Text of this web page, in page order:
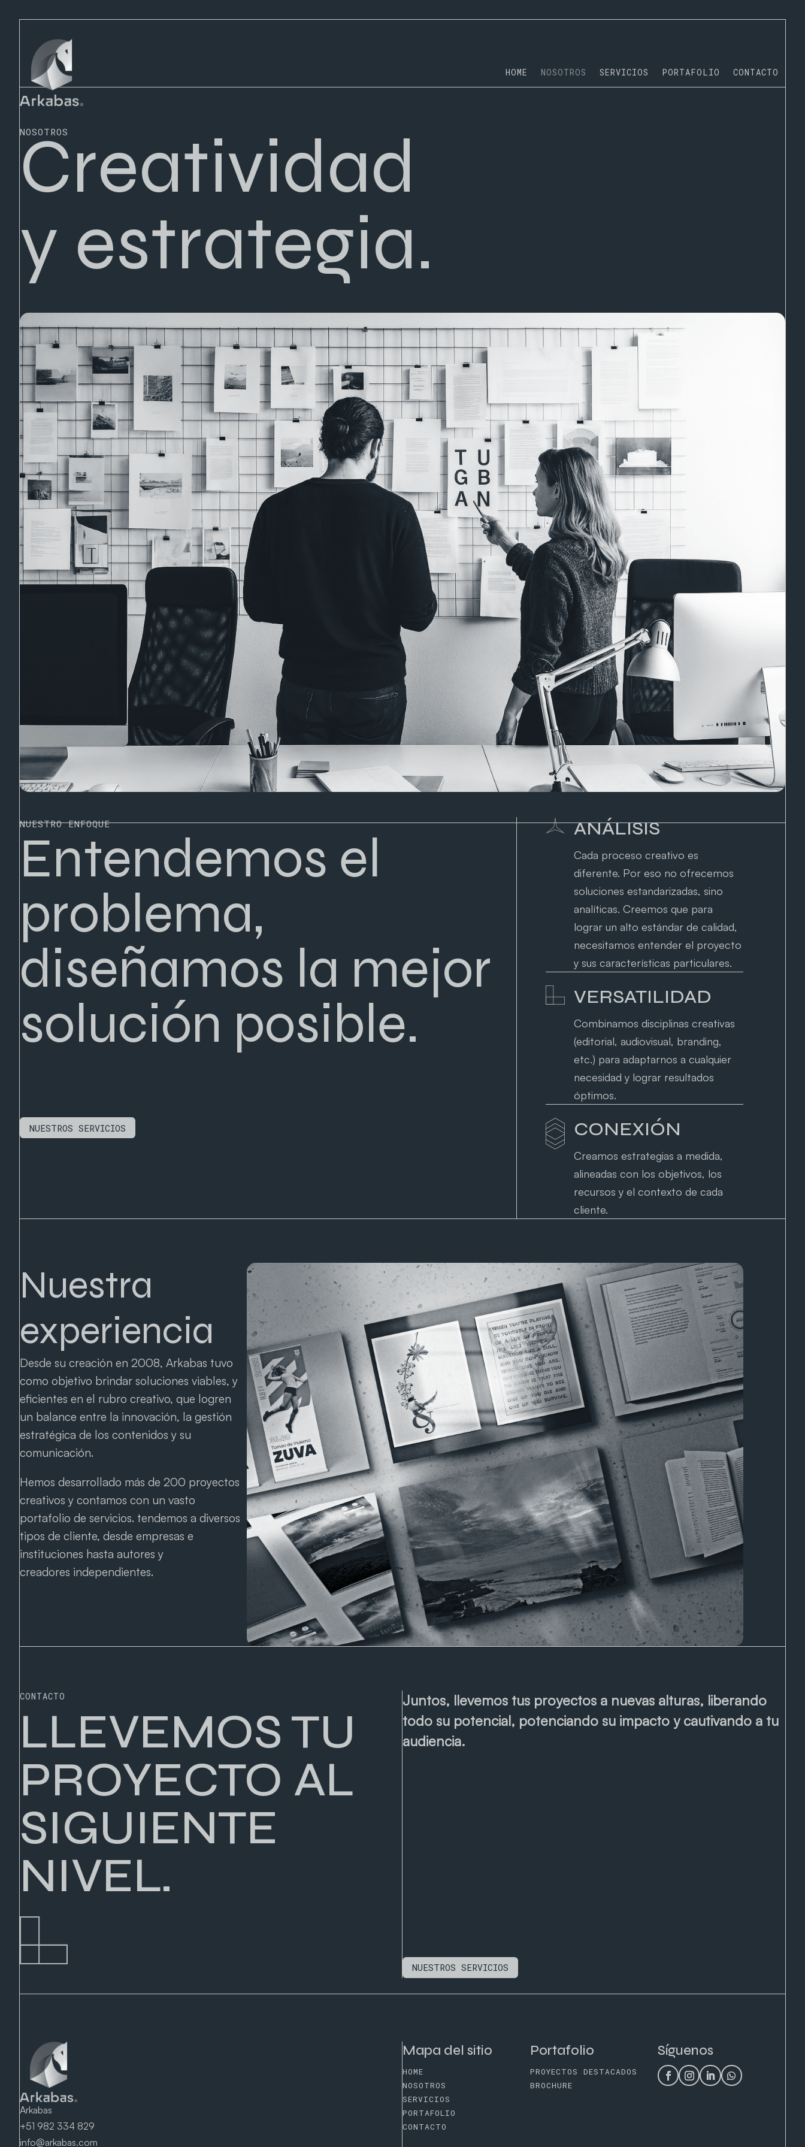
HOME NOSOTROS SERVICIOS PORTAFOLIO CONTACTO
NOSOTROS
Creatividad
y estrategia.
NUESTRO ENFOQUE
Entendemos el
problema,
diseñamos la mejor
solución posible.
NUESTROS SERVICIOS
ANÁLISIS
Cada proceso creativo es
diferente. Por eso no ofrecemos
soluciones estandarizadas, sino
analíticas. Creemos que para
lograr un alto estándar de calidad,
necesitamos entender el proyecto
y sus características particulares.
VERSATILIDAD
Combinamos disciplinas creativas
(editorial, audiovisual, branding,
etc.) para adaptarnos a cualquier
necesidad y lograr resultados
óptimos.
CONEXIÓN
Creamos estrategias a medida,
alineadas con los objetivos, los
recursos y el contexto de cada
cliente.
Nuestra
experiencia
Desde su creación en 2008, Arkabas tuvo
como objetivo brindar soluciones viables, y
eficientes en el rubro creativo, que logren
un balance entre la innovación, la gestión
estratégica de los contenidos y su
comunicación.
Hemos desarrollado más de 200 proyectos
creativos y contamos con un vasto
portafolio de servicios. tendemos a diversos
tipos de cliente, desde empresas e
instituciones hasta autores y
creadores independientes.
CONTACTO
LLEVEMOS TU
PROYECTO AL
SIGUIENTE
NIVEL.
Juntos, llevemos tus proyectos a nuevas alturas, liberando
todo su potencial, potenciando su impacto y cautivando a tu
audiencia.
NUESTROS SERVICIOS
Arkabas
+51 982 334 829
info@arkabas.com
Mapa del sitio
HOME
NOSOTROS
SERVICIOS
PORTAFOLIO
CONTACTO
Portafolio
PROYECTOS DESTACADOS
BROCHURE
Síguenos